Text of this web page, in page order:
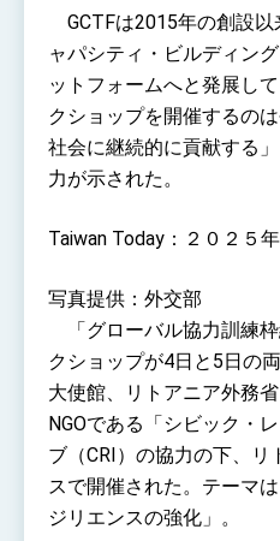
GCTFは2015年の創設以
ャパシティ・ビルディン
ットフォームへと発展し
クショップを開催するの
社会に継続的に貢献する
力が示された。
Taiwan Today：２０２５
写真提供：外交部
「グローバル協力訓練
クショップが4日と5日の
大使館、リトアニア外務
NGOである「シビック・
ブ（CRI）の協力の下、リ
スで開催された。テーマ
ジリエンスの強化」。